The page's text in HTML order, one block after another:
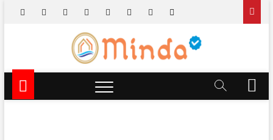
facebookx.com pinterestdribbbleinstagramflickr linkedinthemefreesia
Minda TV
NEWS & EDUTAINMENT
M
e